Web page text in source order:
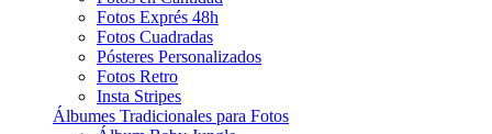
Fotos Exprés 48h
Fotos Cuadradas
Pósteres Personalizados
Fotos Retro
Insta Stripes
Álbumes Tradicionales para Fotos